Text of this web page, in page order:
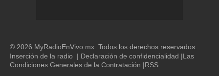
© 2026 MyRadioEnVivo.mx. Todos los derechos reservados.
Inserción de la radio | Declaración de confidencialidad |Las
Condiciones Generales de la Contratación |RSS